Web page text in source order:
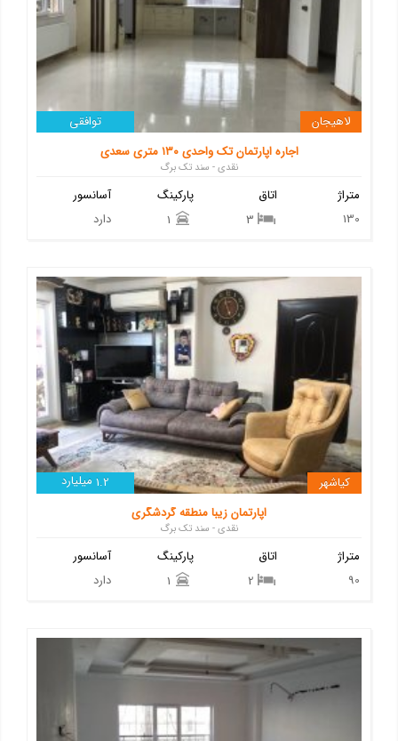
توافقی
لاهیجان
اجاره اپارتمان تک واحدی ۱۳۰ متری سعدی
نقدی - سند تک برگ
آسانسور
دارد
پارکینگ
اتاق
متراژ
130
1.2 میلیارد
کیاشهر
اپارتمان زیبا منطقه گردشگری
نقدی - سند تک برگ
آسانسور
دارد
پارکینگ
اتاق
متراژ
90